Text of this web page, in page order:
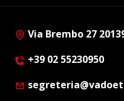
Via Brembo 27
+39 02 55230950